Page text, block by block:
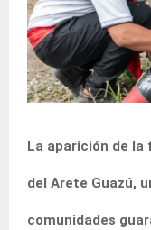
La aparición de
del Arete Guazú,
comunidades